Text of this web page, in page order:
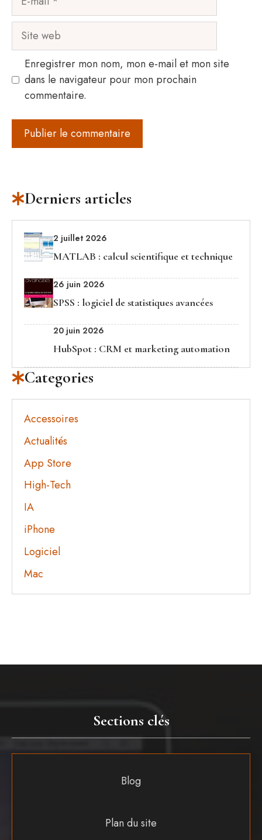
mail
Site
web
Enregistrer mon nom, mon e-mail et mon site
dans le navigateur pour mon prochain
commentaire.
Derniers articles
2 juillet 2026
MATLAB : calcul scientifique et technique
26 juin 2026
SPSS : logiciel de statistiques avancées
20 juin 2026
HubSpot : CRM et marketing automation
Categories
Accessoires
Actualités
App Store
High-Tech
IA
iPhone
Logiciel
Mac
Sections clés
Blog
Plan du site